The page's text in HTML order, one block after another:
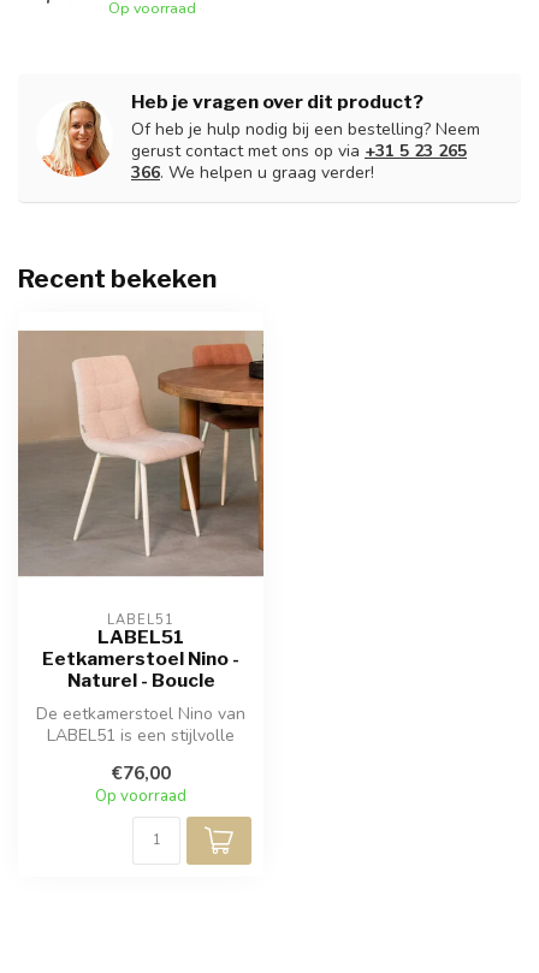
Op voorraad
Heb je vragen over dit product?
Of heb je hulp nodig bij een bestelling? Neem
gerust contact met ons op via +31 5 23 265
366. We helpen u graag verder!
Recent bekeken
LABEL51
LABEL51
Eetkamerstoel Nino -
Naturel - Boucle
De eetkamerstoel Nino van
LABEL51 is een stijlvolle
€76,00
Op voorraad